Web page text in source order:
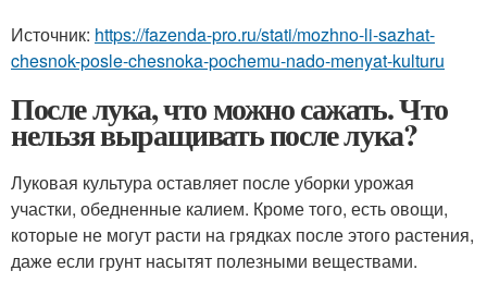
Источник: https://fazenda-pro.ru/stati/mozhno-li-sazhat-
chesnok-posle-chesnoka-pochemu-nado-menyat-kulturu
После лука, что можно сажать. Что
нельзя выращивать после лука?
Луковая культура оставляет после уборки урожая
участки, обедненные калием. Кроме того, есть овощи,
которые не могут расти на грядках после этого растения,
даже если грунт насытят полезными веществами.